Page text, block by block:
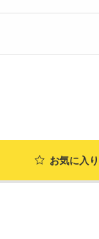
お気に入